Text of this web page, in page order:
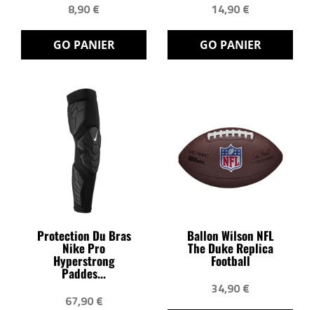
8,90 €
GO PANIER
14,90 €
GO PANIER
Protection Du Bras
Nike Pro
Hyperstrong
Paddes...
67,90 €
Ballon Wilson NFL
The Duke Replica
Football
34,90 €